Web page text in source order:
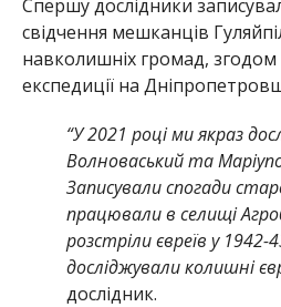
Спершу дослідники
свідчення мешканців
навколишніх громад,
експедиції на
“У 2021 році ми якраз
Волноваський та
Записували спогади
працювали в селищі
розстріли євреїв у 1942-
досліджували колишні
дослідник.